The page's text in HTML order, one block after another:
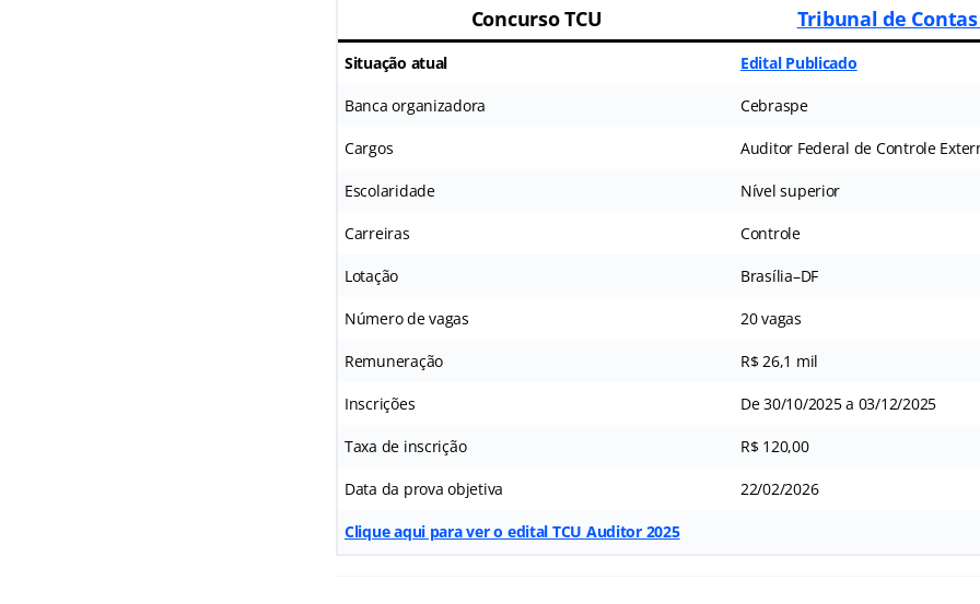
Concurso TCU Tribunal de
Situação atual Edital Publicado
Banca organizadora Cebraspe
Cargos Auditor Federal de Controle
Escolaridade Nível superior
Carreiras Controle
Lotação Brasília–DF
Número de vagas 20 vagas
Remuneração R$ 26,1 mil
Inscrições De 30/10/2025 a 03/12/2025
Taxa de inscrição R$ 120,00
Data da prova objetiva 22/02/2026
Clique aqui para ver o edital TCU Auditor 2025